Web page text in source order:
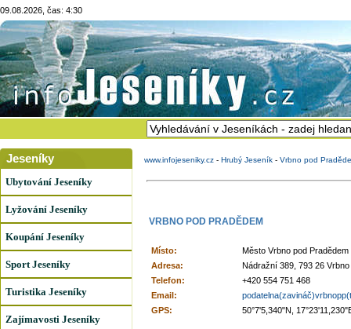
09.08.2026, čas: 4:30
Jeseníky
Ubytování Jeseníky
Lyžování Jeseníky
Koupání Jeseníky
Sport Jeseníky
Turistika Jeseníky
Zajímavosti Jeseníky
www.infojeseniky.cz - Hrubý Jeseník - Vrbno pod
VRBNO POD PRADĚDEM
Místo:
Město Vrbno pod Pradědem
Adresa:
Nádražní 389, 793 26
Telefon:
+420 554 751 468
Email:
GPS:
50°7'5,340"N,